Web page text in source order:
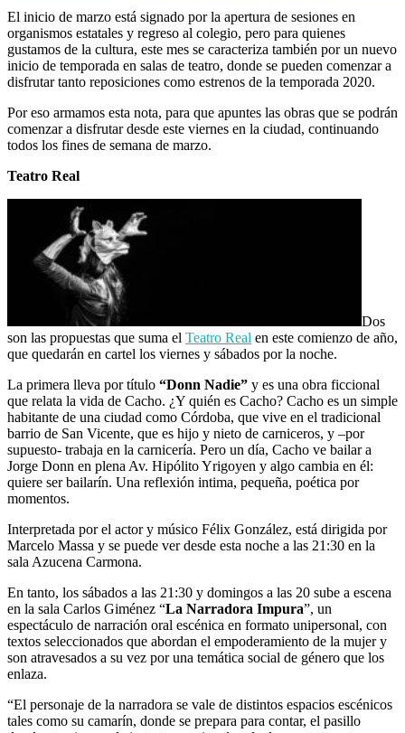
El inicio de marzo está signado por la apertura de sesiones en
organismos estatales y regreso al colegio, pero para quienes
gustamos de la cultura, este mes se caracteriza también por un nuevo
inicio de temporada en salas de teatro, donde se pueden comenzar a
disfrutar tanto reposiciones como estrenos de la temporada 2020.
Por eso armamos esta nota, para que apuntes las obras que se podrán
comenzar a disfrutar desde este viernes en la ciudad, continuando
todos los fines de semana de marzo.
Teatro Real
Dos
son las propuestas que suma el Teatro Real en este comienzo de año,
que quedarán en cartel los viernes y sábados por la noche.
La primera lleva por título “Donn Nadie” y es una obra ficcional
que relata la vida de Cacho. ¿Y quién es Cacho? Cacho es un simple
habitante de una ciudad como Córdoba, que vive en el tradicional
barrio de San Vicente, que es hijo y nieto de carniceros, y –por
supuesto- trabaja en la carnicería. Pero un día, Cacho ve bailar a
Jorge Donn en plena Av. Hipólito Yrigoyen y algo cambia en él:
quiere ser bailarín. Una reflexión intima, pequeña, poética por
momentos.
Interpretada por el actor y músico Félix González, está dirigida por
Marcelo Massa y se puede ver desde esta noche a las 21:30 en la
sala Azucena Carmona.
En tanto, los sábados a las 21:30 y domingos a las 20 sube a escena
en la sala Carlos Giménez “La Narradora Impura”, un
espectáculo de narración oral escénica en formato unipersonal, con
textos seleccionados que abordan el empoderamiento de la mujer y
son atravesados a su vez por una temática social de género que los
enlaza.
“El personaje de la narradora se vale de distintos espacios escénicos
tales como su camarín, donde se prepara para contar, el pasillo